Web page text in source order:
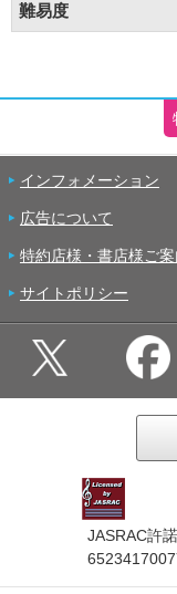
難易度
インフォメーション
広告について
特約店様・書店様ご案
サイトポリシー
JASRAC許